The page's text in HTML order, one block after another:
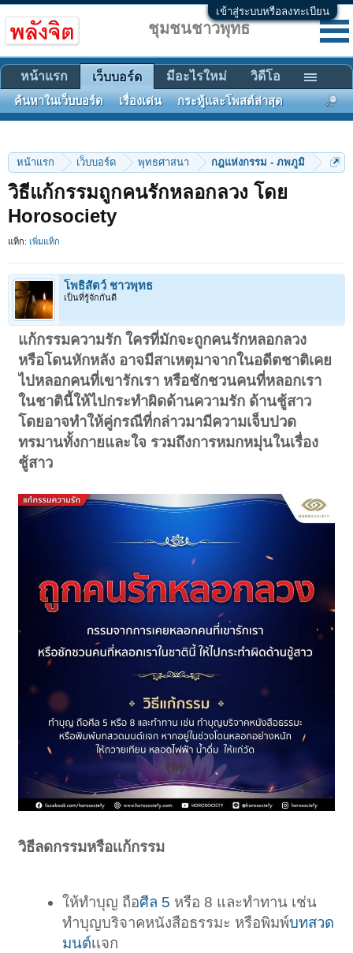
เข้าสู่ระบบหรือลงทะเบียน
หน้าแรก เว็บบอร์ด พุทธศาสนา กฎแห่งกรรม - ภพภูมิ
วิธีแก้กรรมถูกคนรักหลอกลวง โดย
Horosociety
แท็ก: เพิ่มแท็ก
โพธิสัตว์ ชาวพุทธ
เป็นที่รู้จักกันดี
แก้กรรมความรัก ใครที่มักจะถูกคนรักหลอกลวง
หรือโดนหักหลัง อาจมีสาเหตุมาจากในอดีตชาติเคย
ไปหลอกคนที่เขารักเรา หรือชักชวนคนที่หลอกเรา
ในชาตินี้ให้ไปกระทำผิดด้านความรัก ด้านชู้สาว
โดยอาจทำให้คู่กรณีที่กล่าวมามีความเจ็บปวด
ทรมานทั้งกายและใจ รวมถึงการหมกหมุ่นในเรื่อง
ชู้สาว
วิธีลดกรรมหรือเเก้กรรม
ให้ทำบุญ ถือศีล 5 หรือ 8 และทำทาน เช่น
ทำบุญบริจาคหนังสือธรรมะ หรือพิมพ์บทสวด
มนต์เเจก
ชุมชนชาวพุทธ
หน้าแรก เว็บบอร์ด
ค้นหาในเว็บบอร์ด เรื่องเด่น กระทู้และโพสต์ล่าสุด
มีอะไรใหม่ วิดีโอ